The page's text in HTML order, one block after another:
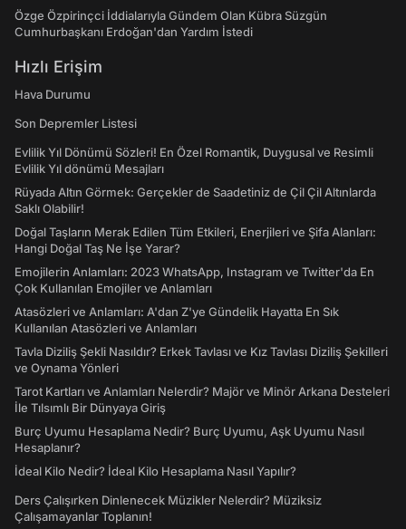
Özge Özpirinçci İddialarıyla Gündem Olan Kübra Süzgün
Cumhurbaşkanı Erdoğan'dan Yardım İstedi
Hızlı Erişim
Hava Durumu
Son Depremler Listesi
Evlilik Yıl Dönümü Sözleri! En Özel Romantik, Duygusal ve Resimli
Evlilik Yıl dönümü Mesajları
Rüyada Altın Görmek: Gerçekler de Saadetiniz de Çil Çil Altınlarda
Saklı Olabilir!
Doğal Taşların Merak Edilen Tüm Etkileri, Enerjileri ve Şifa Alanları:
Hangi Doğal Taş Ne İşe Yarar?
Emojilerin Anlamları: 2023 WhatsApp, Instagram ve Twitter'da En
Çok Kullanılan Emojiler ve Anlamları
Atasözleri ve Anlamları: A'dan Z'ye Gündelik Hayatta En Sık
Kullanılan Atasözleri ve Anlamları
Tavla Diziliş Şekli Nasıldır? Erkek Tavlası ve Kız Tavlası Diziliş Şekilleri
ve Oynama Yönleri
Tarot Kartları ve Anlamları Nelerdir? Majör ve Minör Arkana Desteleri
İle Tılsımlı Bir Dünyaya Giriş
Burç Uyumu Hesaplama Nedir? Burç Uyumu, Aşk Uyumu Nasıl
Hesaplanır?
İdeal Kilo Nedir? İdeal Kilo Hesaplama Nasıl Yapılır?
Ders Çalışırken Dinlenecek Müzikler Nelerdir? Müziksiz
Çalışamayanlar Toplanın!